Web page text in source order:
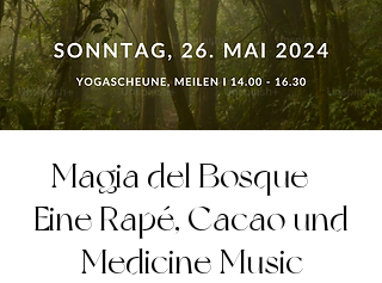
Magia del Bosque –
Eine Rapé, Cacao und
Medicine Music